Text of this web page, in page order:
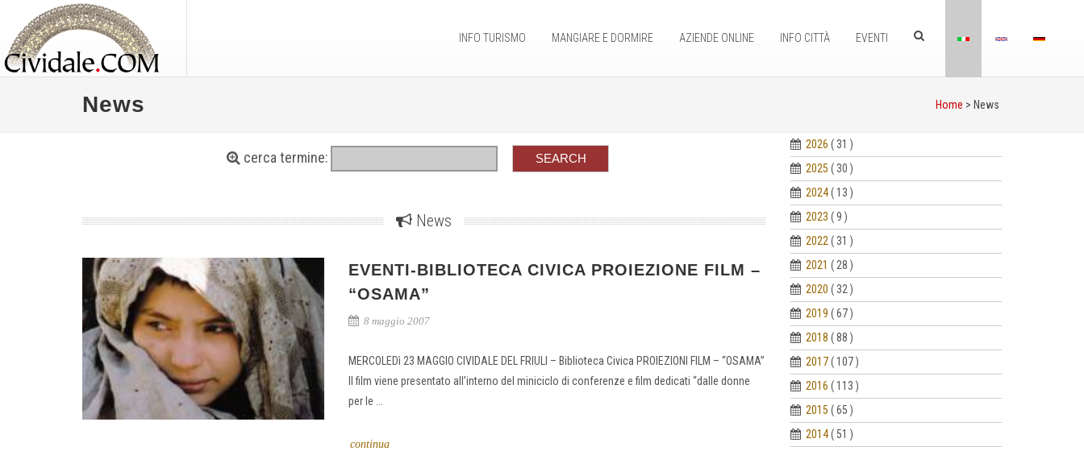
INFO TURISMO MANGIARE E DORMIRE AZIENDE ONLINE INFO CITTÀ EVENTI
News Home > News
cerca termine:
News
EVENTI-BIBLIOTECA CIVICA PROIEZIONE FILM –
“OSAMA”
8 maggio 2007
MERCOLEDì 23 MAGGIO CIVIDALE DEL FRIULI – Biblioteca Civica PROIEZIONI FILM – “OSAMA”
Il film viene presentato all’interno del miniciclo di conferenze e film dedicati “dalle donne
per le ...
continua
2026 ( 31 )
2025 ( 30 )
2024 ( 13 )
2023 ( 9 )
2022 ( 31 )
2021 ( 28 )
2020 ( 32 )
2019 ( 67 )
2018 ( 88 )
2017 ( 107 )
2016 ( 113 )
2015 ( 65 )
2014 ( 51 )